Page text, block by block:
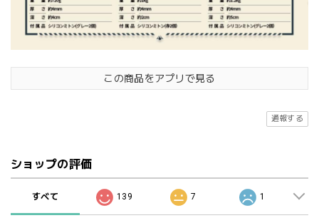
この商品をアプリで見る
通報する
ショップの評価
すべて 139 7 1